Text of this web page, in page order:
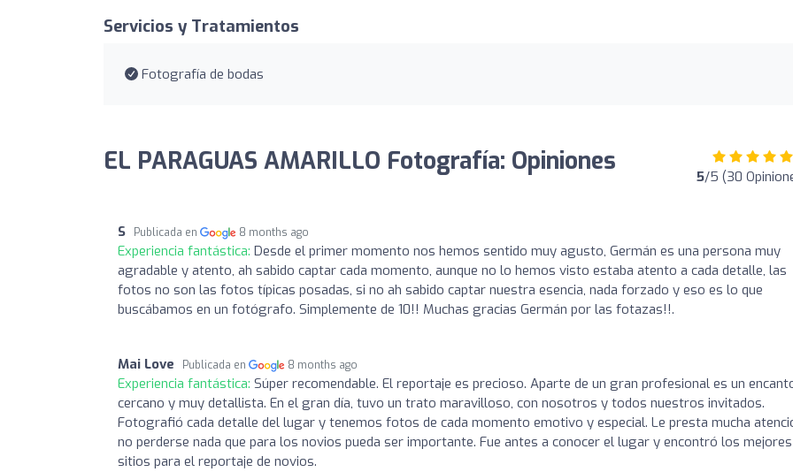
Servicios y Tratamientos
Fotografía de bodas
EL PARAGUAS AMARILLO Fotografía: Opiniones 5/5 (30
S Publicada en 8 months ago
Experiencia fantástica: Desde el primer momento nos hemos sentido muy agusto, Germán es una persona muy
agradable y atento, ah sabido captar cada momento, aunque no lo hemos visto estaba atento a cada detalle, las
fotos no son las fotos típicas posadas, si no ah sabido captar nuestra esencia, nada forzado y eso es lo que
buscábamos en un fotógrafo. Simplemente de 10!! Muchas gracias Germán por las fotazas!!.
Mai Love Publicada en 8 months ago
Experiencia fantástica: Súper recomendable. El reportaje es precioso. Aparte de un gran profesional es un
cercano y muy detallista. En el gran día, tuvo un trato maravilloso, con nosotros y todos nuestros invitados.
Fotografió cada detalle del lugar y tenemos fotos de cada momento emotivo y especial. Le presta mucha
no perderse nada que para los novios pueda ser importante. Fue antes a conocer el lugar y encontró los mejores
sitios para el reportaje de novios.